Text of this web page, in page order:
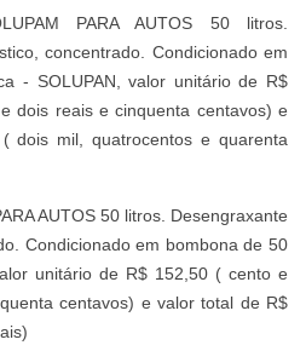
PARA AUTOS 50 litros.
concentrado. Condicionado em
- SOLUPAN, valor unitário de R$
dois reais e cinquenta centavos) e
dois mil, quatrocentos e quarenta
AUTOS 50 litros. Desengraxante
Condicionado em bombona de 50
unitário de R$ 152,50 ( cento e
centavos) e valor total de R$